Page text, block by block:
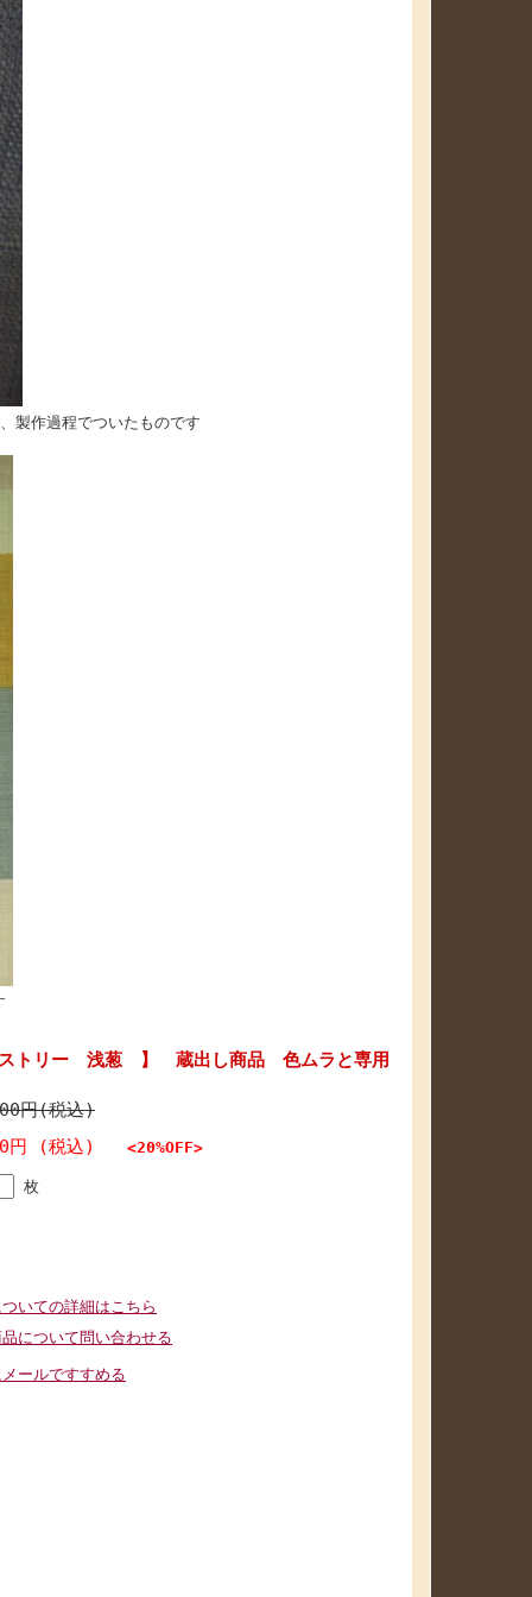
程でついたものです
ストリー 浅葱 】 蔵出し商品 色ムラと専用
円(税込)
円 (税込)
<20%OFF>
枚
いての詳細はこちら
について問い合わせる
ールですすめる